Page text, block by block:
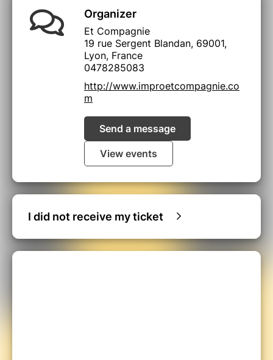
Organizer
Et Compagnie
19 rue Sergent Blandan, 69001,
Lyon, France
0478285083
http://www.improetcompagnie.co
m
Send a message
View events
I did not receive my ticket